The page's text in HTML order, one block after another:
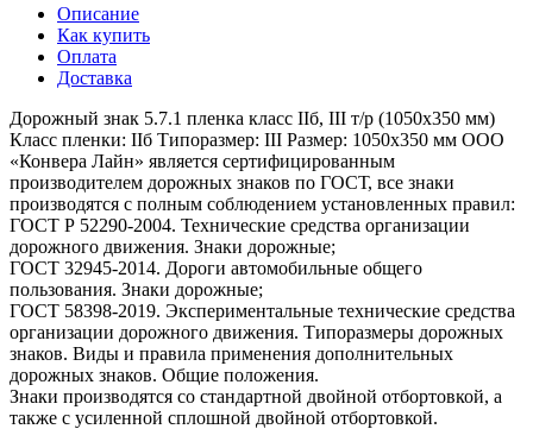
Описание
Как купить
Оплата
Доставка
Дорожный знак 5.7.1 пленка класс IIб, III т/р (1050х350 мм)
Класс пленки: IIб Типоразмер: III Размер: 1050х350 мм ООО
«Конвера Лайн» является сертифицированным
производителем дорожных знаков по ГОСТ, все знаки
производятся с полным соблюдением установленных правил:
ГОСТ Р 52290-2004. Технические средства организации
дорожного движения. Знаки дорожные;
ГОСТ 32945-2014. Дороги автомобильные общего
пользования. Знаки дорожные;
ГОСТ 58398-2019. Экспериментальные технические средства
организации дорожного движения. Типоразмеры дорожных
знаков. Виды и правила применения дополнительных
дорожных знаков. Общие положения.
Знаки производятся со стандартной двойной отбортовкой, а
также с усиленной сплошной двойной отбортовкой.